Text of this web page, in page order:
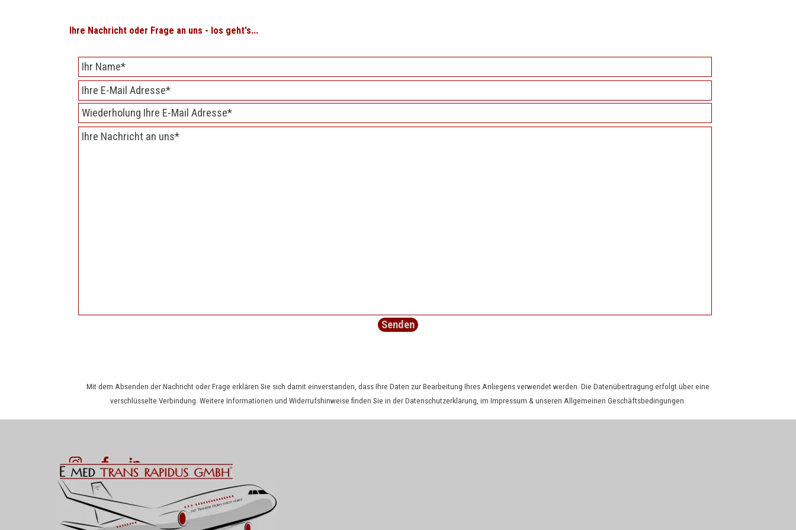
Ihre Nachricht oder Frage an uns - los geht's...
Mit dem Absenden der Nachricht oder Frage erklären Sie sich damit einverstanden, dass Ihre Daten zur Bearbeitung Ihres Anliegens verwendet werden. Die Datenübertragung erfolgt über eine
verschlüsselte Verbindung. Weitere Informationen und Widerrufshinweise finden Sie in der Datenschutzerklärung , im Impressum & unseren Allgemeinen Geschäftsbedingungen
Menü überspringen
IMPRESSUM
AGB
DATENSCHUTZ
Markgrafenstraße 10 | 97215 Uffenheim
+49 9842 9528414